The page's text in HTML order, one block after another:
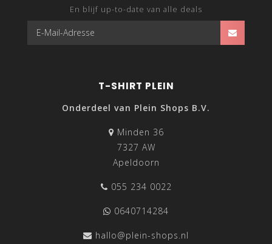
En blijf up-to-date van alle deals
T-SHIRT PLEIN
Onderdeel van Plein Shops B.V.
Minden 36
7327 AW
Apeldoorn
055 234 0022
0640714284
hallo@plein-shops.nl